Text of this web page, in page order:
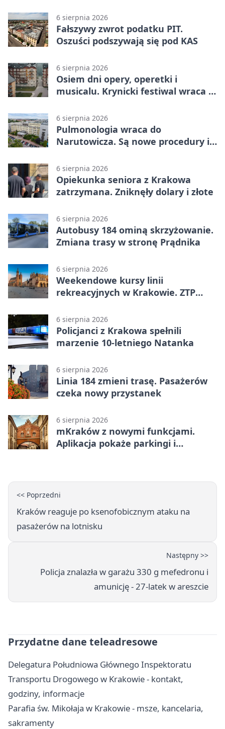
6 sierpnia 2026
Fałszywy zwrot podatku PIT.
Oszuści podszywają się pod KAS
6 sierpnia 2026
Osiem dni opery, operetki i
musicalu. Krynicki festiwal wraca z
6 sierpnia 2026
Pulmonologia wraca do
Narutowicza. Są nowe procedury i
6 sierpnia 2026
Opiekunka seniora z Krakowa
zatrzymana. Zniknęły dolary i złote
6 sierpnia 2026
Autobusy 184 ominą skrzyżowanie.
Zmiana trasy w stronę Prądnika
6 sierpnia 2026
Weekendowe kursy linii
rekreacyjnych w Krakowie. ZTP
6 sierpnia 2026
Policjanci z Krakowa spełnili
marzenie 10-letniego Natanka
6 sierpnia 2026
Linia 184 zmieni trasę. Pasażerów
czeka nowy przystanek
6 sierpnia 2026
mKraków z nowymi funkcjami.
Aplikacja pokaże parkingi i
<< Poprzedni
Kraków reaguje po ksenofobicznym ataku na
pasażerów na lotnisku
Następny >>
Policja znalazła w garażu 330 g mefedronu i
amunicję - 27-latek w areszcie
Przydatne dane teleadresowe
Delegatura Południowa Głównego Inspektoratu
Transportu Drogowego w Krakowie - kontakt,
godziny, informacje
Parafia św. Mikołaja w Krakowie - msze, kancelaria,
sakramenty